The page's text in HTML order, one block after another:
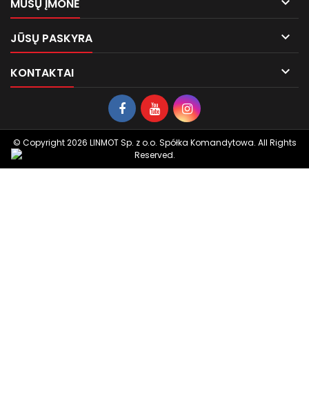
MŪSŲ ĮMONĖ
JŪSŲ PASKYRA 
KONTAKTAI 
© Copyright 2026 LINMOT Sp. z o.o. Spółka Komandytowa. All Rights
Reserved.